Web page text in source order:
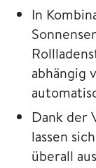
In
abhängig
Dank der
lassen
überall